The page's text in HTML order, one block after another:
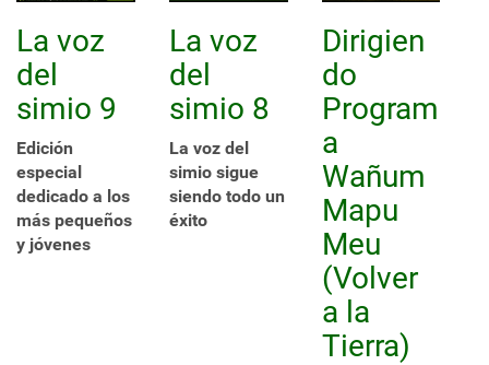
La voz
del
simio 9
Edición
especial
dedicado a los
más pequeños
y jóvenes
La voz
del
simio 8
La voz del
simio sigue
siendo todo un
éxito
Dirigien
do
Program
a
Wañum
Mapu
Meu
(Volver
a la
Tierra)